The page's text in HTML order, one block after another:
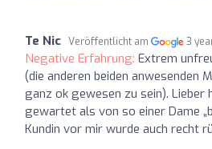
Te Nic Veröffentlicht am 3
Negative Erfahrung: Extrem
(die anderen beiden anwesenden
ganz ok gewesen zu sein). Lieber
gewartet als von so einer Dame
Kundin vor mir wurde auch recht